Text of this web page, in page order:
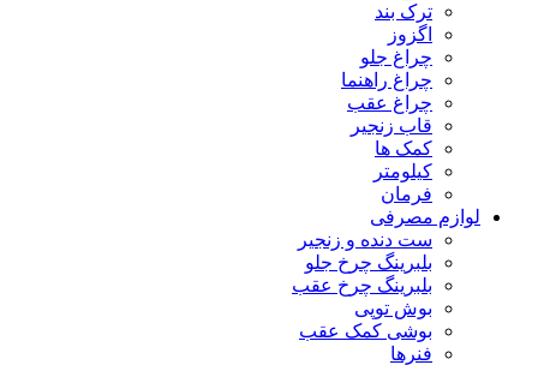
ترک بند
اگزوز
چراغ جلو
چراغ راهنما
چراغ عقب
قاب زنجیر
کمک ها
کیلومتر
فرمان
لوازم مصرفی
ست دنده و زنجیر
بلبرینگ چرخ جلو
بلبرینگ چرخ عقب
بوش توپی
بوشی کمک عقب
فنرها